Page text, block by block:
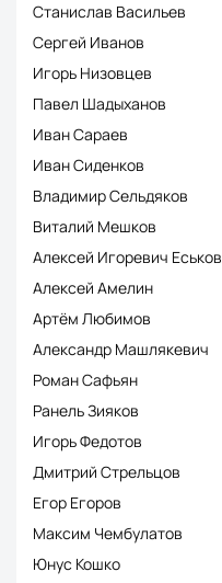
Станислав Васильев
Сергей Иванов
Игорь Низовцев
Павел Шадыханов
Иван Сараев
Иван Сиденков
Владимир Сельдяков
Виталий Мешков
Алексей Игоревич Еськов
Алексей Амелин
Артём Любимов
Александр Машлякевич
Роман Сафьян
Ранель Зияков
Игорь Федотов
Дмитрий Стрельцов
Егор Егоров
Максим Чембулатов
Юнус Кошко